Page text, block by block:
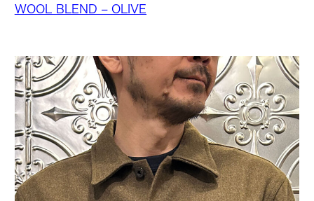
WOOL BLEND – OLIVE